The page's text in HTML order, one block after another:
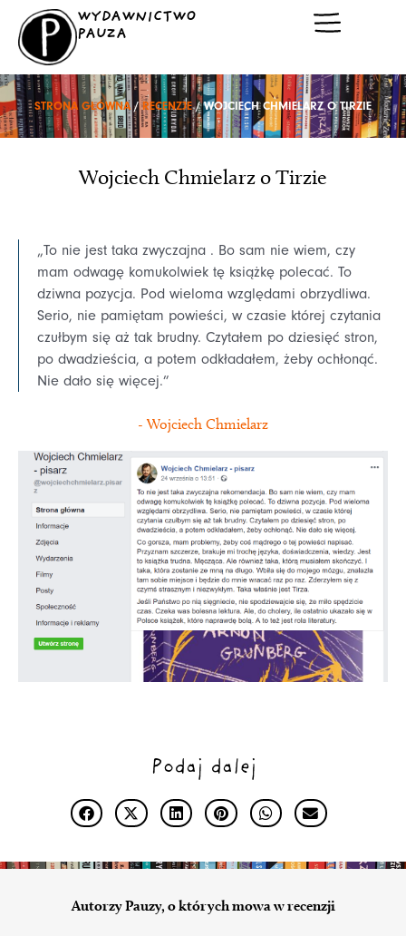
Przejdź
treści
WYDAWNICTWO
PAUZA
STRONA GŁÓWNA /RECENZJE/ WOJCIECH CHMIELARZ O TIRZIE
Wojciech Chmielarz o Tirzie
„To nie jest taka zwyczajna . Bo sam nie wiem, czy
mam odwagę komukolwiek tę książkę polecać. To
dziwna pozycja. Pod wieloma względami obrzydliwa.
Serio, nie pamiętam powieści, w czasie której czytania
czułbym się aż tak brudny. Czytałem po dziesięć stron,
po dwadzieścia, a potem odkładałem, żeby ochłonąć.
Nie dało się więcej.”
- Wojciech Chmielarz
Podaj dalej
Autorzy Pauzy, o których mowa w recenzji